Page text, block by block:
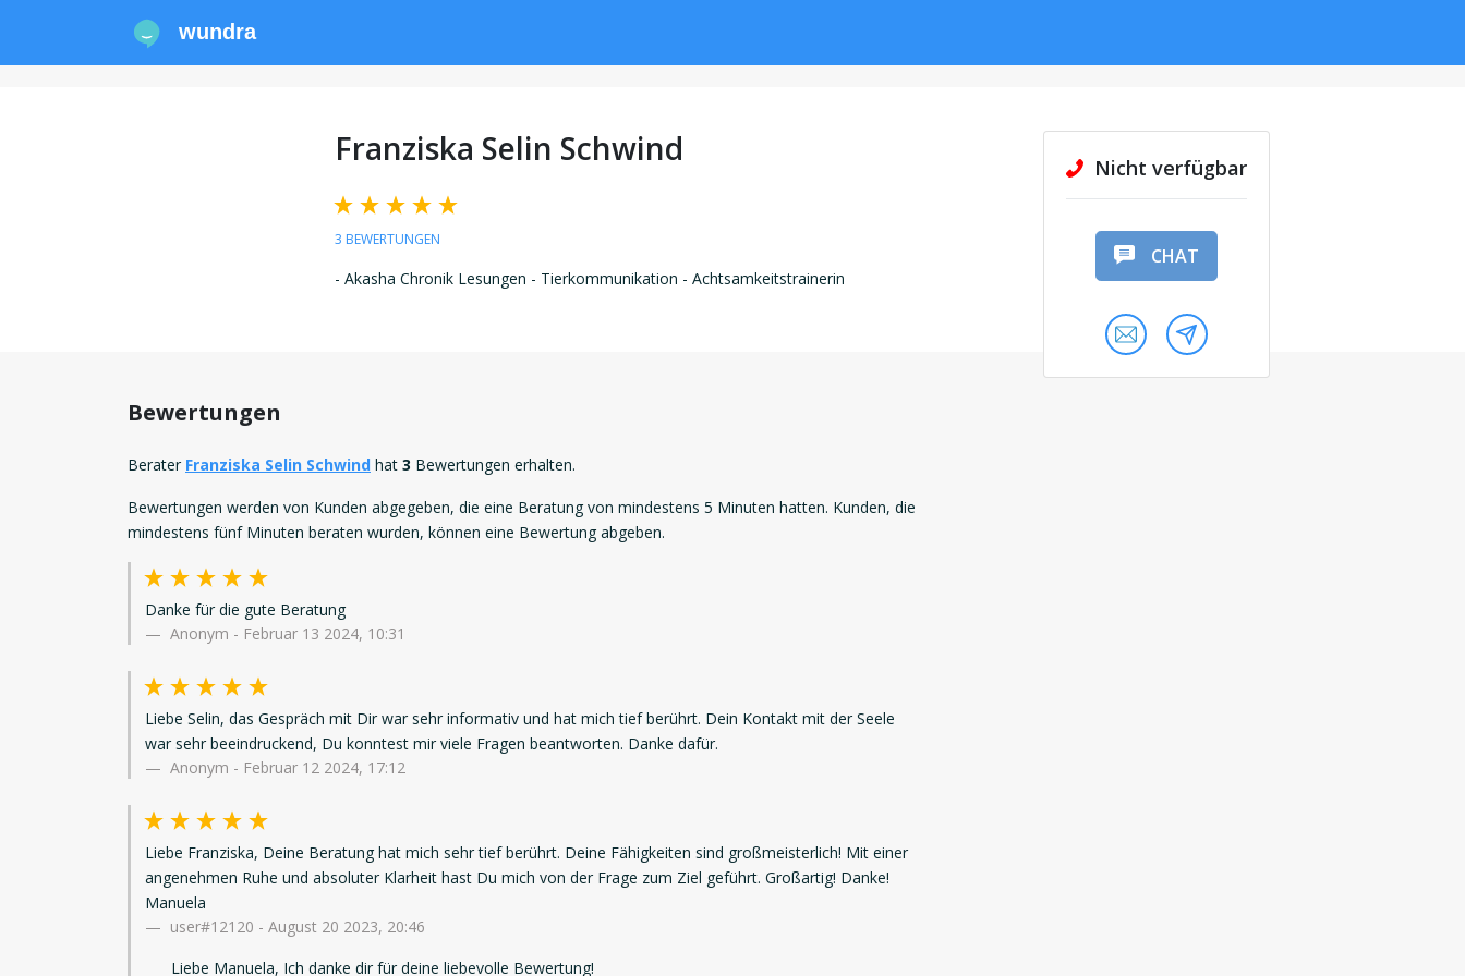
wundra
Nicht verfügbar
CHAT
Franziska Selin Schwind
3 BEWERTUNGEN
- Akasha Chronik Lesungen - Tierkommunikation - Achtsamkeitstrainerin
Bewertungen
Berater Franziska Selin Schwind hat 3 Bewertungen erhalten.
Bewertungen werden von Kunden abgegeben, die eine Beratung von mindestens 5 Minuten hatten. Kunden, die
mindestens fünf Minuten beraten wurden, können eine Bewertung abgeben.
Danke für die gute Beratung
Anonym - Februar 13 2024, 10:31
Liebe Selin, das Gespräch mit Dir war sehr informativ und hat mich tief berührt. Dein Kontakt mit der Seele
war sehr beeindruckend, Du konntest mir viele Fragen beantworten. Danke dafür.
Anonym - Februar 12 2024, 17:12
Liebe Franziska, Deine Beratung hat mich sehr tief berührt. Deine Fähigkeiten sind großmeisterlich! Mit einer
angenehmen Ruhe und absoluter Klarheit hast Du mich von der Frage zum Ziel geführt. Großartig! Danke!
Manuela
user#12120 - August 20 2023, 20:46
Liebe Manuela, Ich danke dir für deine liebevolle Bewertung!